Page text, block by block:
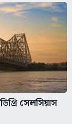
সেলসিয়াস